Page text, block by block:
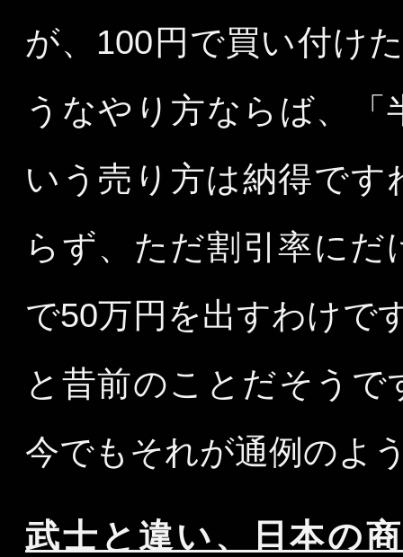
が、100円で買い付け
うなやり方ならば、
いう売り方は納得で
らず、ただ割引率に
で50万円を出すわけで
と昔前のことだそう
今でもそれが通例のよ
武士と違い、日本の